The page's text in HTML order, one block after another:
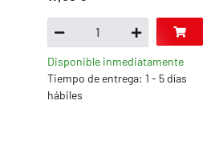
Disponible inmediatamente
Tiempo de entrega: 1 - 5 días
hábiles